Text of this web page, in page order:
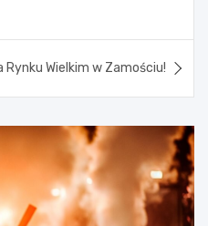
Wielkim w Zamościu!